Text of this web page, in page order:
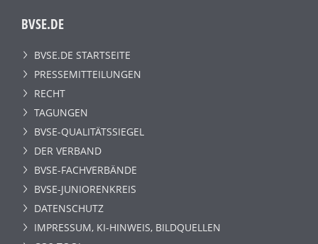
BVSE.DE
BVSE.DE STARTSEITE
PRESSEMITTEILUNGEN
RECHT
TAGUNGEN
BVSE-QUALITÄTSSIEGEL
DER VERBAND
BVSE-FACHVERBÄNDE
BVSE-JUNIORENKREIS
DATENSCHUTZ
IMPRESSUM, KI-HINWEIS, BILDQUELLEN